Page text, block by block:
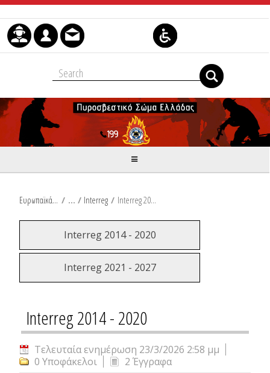
Μετάβαση στο περιεχόμενο
Ευρωπαϊκά & Αναπτυξιακά Προγράμματα / Interreg / Interreg 2014 - 2020
Interreg 2014 - 2020
Interreg 2021 - 2027
Interreg 2014 - 2020
Τελευταία ενημέρωση 23/3/2026 2:58 μμ
0 Υποφάκελοι
2 Έγγραφα